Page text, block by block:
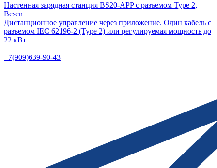
Настенная зарядная станция BS20-APP с разъемом Type 2,
Besen
Дистанционное управление через приложение. Один кабель с
разъемом IEC 62196-2 (Type 2) или регулируемая мощность до
22 кВт.
+7(909)639-90-43